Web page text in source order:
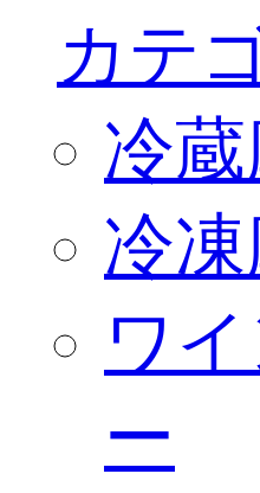
カテ
冷
冷
ワ
ー